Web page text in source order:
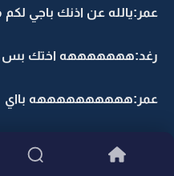
عمر:يالله عن اذنك باجي
رغد:هههههههه اختك بس
عمر:ههههههههههه بااي